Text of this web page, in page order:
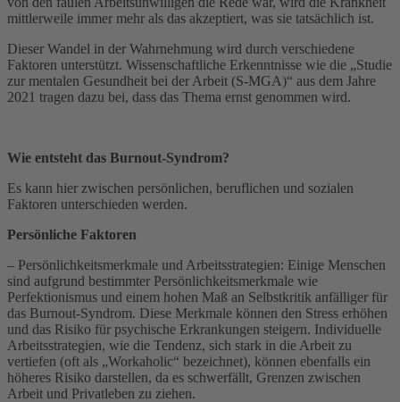
mittlerweile immer mehr als das akzeptiert, was sie tatsächlich ist.
Dieser Wandel in der Wahrnehmung wird durch verschiedene
Faktoren unterstützt. Wissenschaftliche Erkenntnisse wie die „Studie
zur mentalen Gesundheit bei der Arbeit (S-MGA)“ aus dem Jahre
2021 tragen dazu bei, dass das Thema ernst genommen wird.
Wie entsteht das Burnout-Syndrom?
Es kann hier zwischen persönlichen, beruflichen und sozialen
Faktoren unterschieden werden.
Persönliche Faktoren
– Persönlichkeitsmerkmale und Arbeitsstrategien: Einige Menschen
sind aufgrund bestimmter Persönlichkeitsmerkmale wie
Perfektionismus und einem hohen Maß an Selbstkritik anfälliger für
das Burnout-Syndrom. Diese Merkmale können den Stress erhöhen
und das Risiko für psychische Erkrankungen steigern. Individuelle
Arbeitsstrategien, wie die Tendenz, sich stark in die Arbeit zu
vertiefen (oft als „Workaholic“ bezeichnet), können ebenfalls ein
höheres Risiko darstellen, da es schwerfällt, Grenzen zwischen
Arbeit und Privatleben zu ziehen.